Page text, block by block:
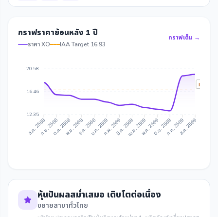
กราฟราคาย้อนหลัง 1 ปี
ราคา XO IAA Target 16.93
กราฟเต็ม →
20.58
16.46
12.35
ส.ค. 2568ก.ย. 2568ต.ค. 2568พ.ย. 2568ธ.ค. 2568ม.ค. 2569ก.พ. 2569มี.ค. 2569เม.ย. 2569พ.ค. 2569มิ.ย. 2569ก.ค. 2569ส.ค. 2569
IAA
หุ้นปันผลสม่ำเสมอ เติบโตต่อเนื่อง
ขยายสาขาทั่วไทย